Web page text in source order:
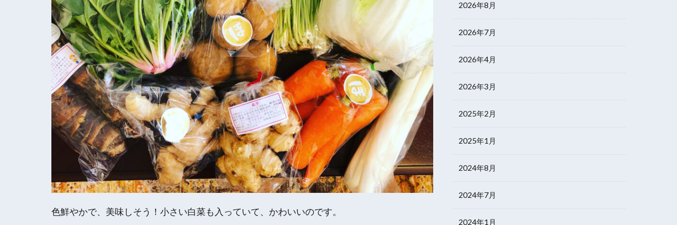
色鮮やかで、美味しそう！小さい白菜も入っていて、かわいいのです。
2026年8月
2026年7月
2026年4月
2026年3月
2025年2月
2025年1月
2024年8月
2024年7月
2024年1月